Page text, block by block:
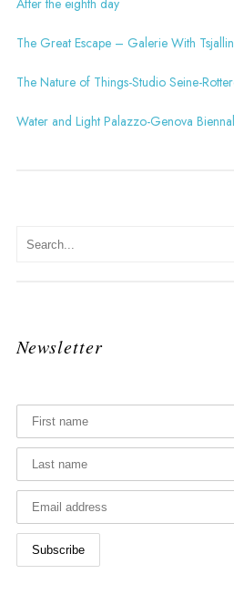
After the eighth day
The Great Escape – Galerie With
The Nature of Things-Studio Seine-
Water and Light Palazzo-Genova
Newsletter